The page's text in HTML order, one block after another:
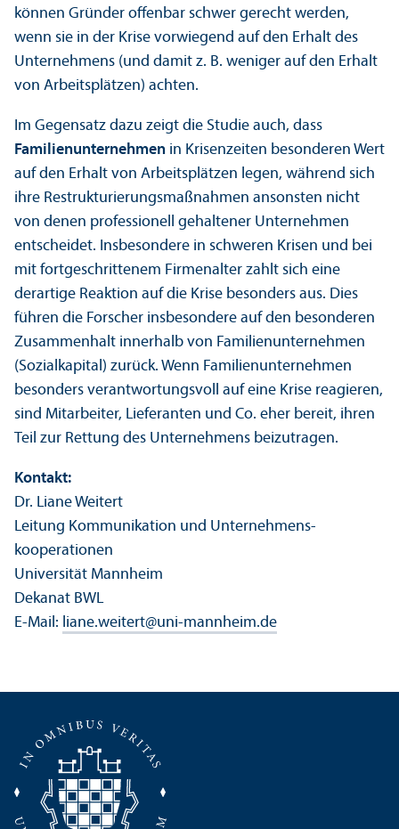
können Gründer offenbar schwer gerecht werden,
wenn sie in der Krise vorwiegend auf den Erhalt des
Unter­nehmens (und damit z. B. weniger auf den Erhalt
von Arbeits­plätzen) achten.
Im Gegensatz dazu zeigt die Studie auch, dass
Familien­unter­nehmen in Krisenzeiten besonderen Wert
auf den Erhalt von Arbeits­plätzen legen, während sich
ihre Restrukturierungs­maßnahmen ansonsten nicht
von denen professionell gehaltener Unter­nehmen
entscheidet. Insbesondere in schweren Krisen und bei
mit fortgeschrittenem Firmenalter zahlt sich eine
derartige Reaktion auf die Krise besonders aus. Dies
führen die Forscher insbesondere auf den besonderen
Zusammenhalt innerhalb von Familien­unter­nehmen
(Sozialkapital) zurück. Wenn Familien­unter­nehmen
besonders verantwortungs­voll auf eine Krise reagieren,
sind Mitarbeiter, Lieferanten und Co. eher bereit, ihren
Teil zur Rettung des Unter­nehmens beizutragen.
Kontakt:
Dr. Liane Weitert
Leitung Kommunikation und Unter­nehmens­
kooperationen
Universität Mannheim
Dekanat BWL
E-Mail: liane.weitert@uni-mannheim.de